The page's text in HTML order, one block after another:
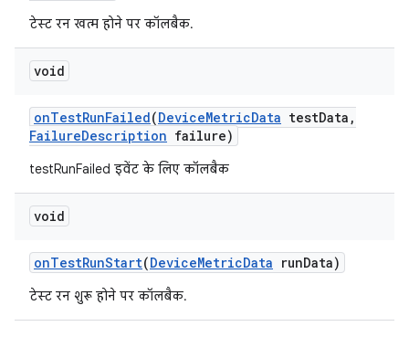
टेस्ट रन खत्म होने पर कॉलबैक.
void
onTestRunFailed(DeviceMetricData testData ,
FailureDescription failure)
testRunFailed इवेंट के लिए कॉलबैक
void
onTestRunStart(DeviceMetricData runData)
टेस्ट रन शुरू होने पर कॉलबैक.